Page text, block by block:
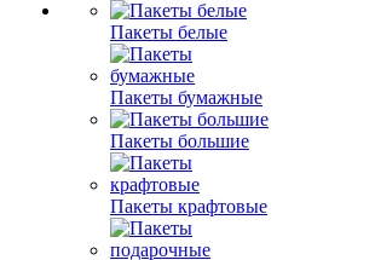
Пакеты белые
Пакеты бумажные
Пакеты большие
Пакеты крафтовые